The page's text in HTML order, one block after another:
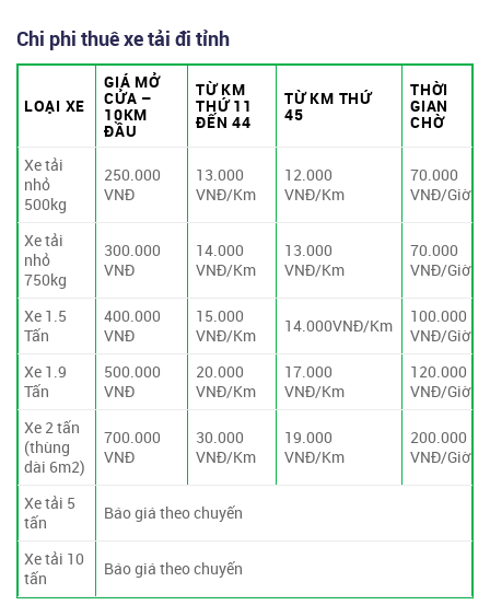
Chi phi thuê xe tải đi tỉnh
LOẠI XE
GIÁ MỞ
CỬA –
10KM
ĐẦU
TỪ KM
THỨ 11
ĐẾN 44
TỪ KM THỨ
45
THỜI
GIAN
CHỜ
Xe tải
nhỏ
500kg
250.000
VNĐ
13.000
VNĐ/Km
12.000
VNĐ/Km
70.000
VNĐ/Giờ
Xe tải
nhỏ
750kg
300.000
VNĐ
14.000
VNĐ/Km
13.000
VNĐ/Km
70.000
VNĐ/Giờ
Xe 1.5
Tấn
400.000
VNĐ
15.000
VNĐ/Km
14.000VNĐ/Km
100.000
VNĐ/Giờ
Xe 1.9
Tấn
500.000
VNĐ
20.000
VNĐ/Km
17.000
VNĐ/Km
120.000
VNĐ/Giờ
Xe 2 tấn
(thùng
dài 6m2)
700.000
VNĐ
30.000
VNĐ/Km
19.000
VNĐ/Km
200.000
VNĐ/Giờ
Xe tải 5
tấn
Báo giá theo chuyến
Xe tải 10
tấn
Báo giá theo chuyến